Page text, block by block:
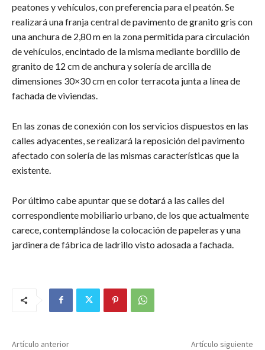
peatones y vehículos, con preferencia para el peatón. Se
realizará una franja central de pavimento de granito gris con
una anchura de 2,80 m en la zona permitida para circulación
de vehículos, encintado de la misma mediante bordillo de
granito de 12 cm de anchura y solería de arcilla de
dimensiones 30×30 cm en color terracota junta a línea de
fachada de viviendas.
En las zonas de conexión con los servicios dispuestos en las
calles adyacentes, se realizará la reposición del pavimento
afectado con solería de las mismas características que la
existente.
Por último cabe apuntar que se dotará a las calles del
correspondiente mobiliario urbano, de los que actualmente
carece, contemplándose la colocación de papeleras y una
jardinera de fábrica de ladrillo visto adosada a fachada.
Artículo anterior Artículo siguiente